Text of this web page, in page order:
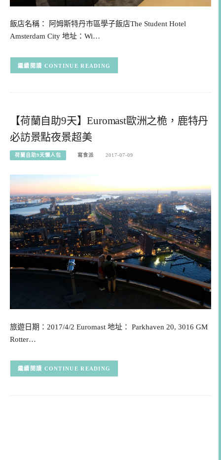
飯店名稱： 阿姆斯特丹市區學子飯店The Student Hotel
Amsterdam City 地址：Wi…
CONTINUE READING
【荷蘭自助9天】Euromast歐洲之桅，鹿特丹
必訪景點夜景超美
荷蘭自助9天懶人包 寫食派 2017-07-09
旅遊日期：2017/4/2 Euromast 地址： Parkhaven 20, 3016 GM
Rotter…
CONTINUE READING